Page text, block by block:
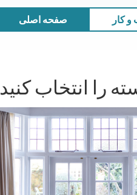
صفحه اصلی کار
را انتخاب کنید